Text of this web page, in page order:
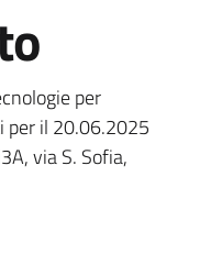
per
per il 20.06.2025
via S. Sofia,